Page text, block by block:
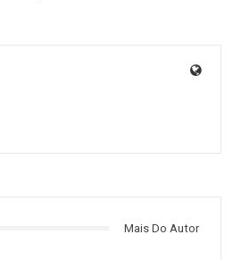
Mais Do Autor